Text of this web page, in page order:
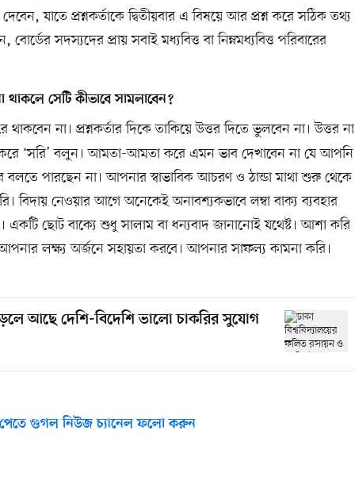
যাতে প্রশ্নকর্তাকে দ্বিতীয়বার এ বিষয়ে আর প্রশ্ন করে সঠিক তথ্য
সদস্যদের প্রায় সবাই মধ্যবিত্ত বা নিম্নমধ্যবিত্ত পরিবারের
থাকলে সেটি কীভাবে সামলাবেন?
না। প্রশ্নকর্তার দিকে তাকিয়ে উত্তর দিতে ভুলবেন না। উত্তর না
‘সরি’ বলুন। আমতা-আমতা করে এমন ভাব দেখাবেন না যে আপনি
বলতে পারছেন না। আপনার স্বাভাবিক আচরণ ও ঠান্ডা মাথা শুরু থেকে
বিদায় নেওয়ার আগে অনেকেই অনাবশ্যকভাবে লম্বা বাক্য ব্যবহার
একটি ছোট বাক্যে শুধু সালাম বা ধন্যবাদ জানানোই যথেষ্ট। আশা করি
আপনার লক্ষ্য অর্জনে সহায়তা করবে। আপনার সাফল্য কামনা করি।
পড়লে আছে দেশি-বিদেশি ভালো চাকরির সুযোগ
গুগল নিউজ চ্যানেল ফলো করুন